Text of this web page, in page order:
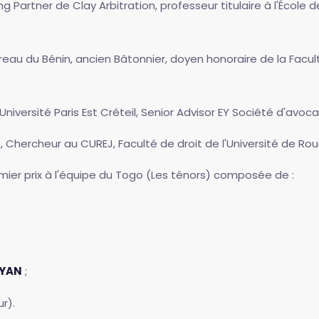
Partner de Clay Arbitration, professeur titulaire à l'École
du Bénin, ancien Bâtonnier, doyen honoraire de la
Paris Est Créteil, Senior Advisor EY Société
, Chercheur au CUREJ, Faculté de droit de l'Université de
prix à l'équipe du Togo (Les ténors) composée de :
;